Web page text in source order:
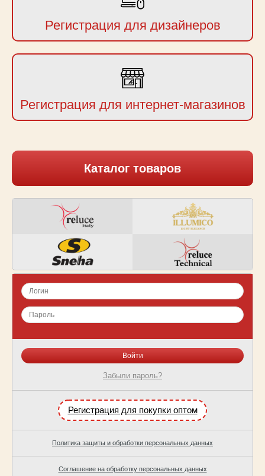
Регистрация для дизайнеров
Регистрация для интернет-магазинов
Каталог товаров
Забыли пароль?
Регистрация для покупки оптом
Политика защиты и обработки персональных данных
Соглашение на обработку персональных данных